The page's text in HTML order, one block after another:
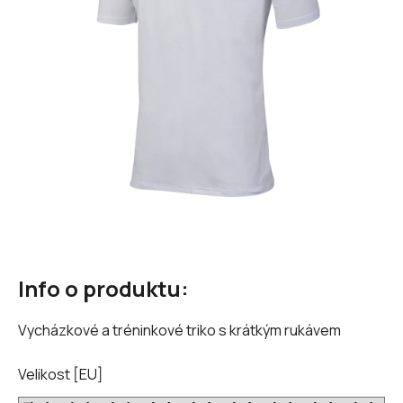
Info o produktu:
Vycházkové a tréninkové triko s krátkým rukávem
Velikost [EU]